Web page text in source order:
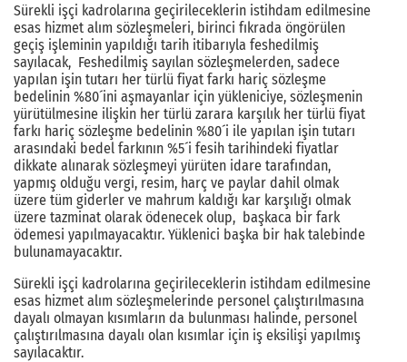
Sürekli işçi kadrolarına geçirileceklerin istihdam edilmesine
esas hizmet alım sözleşmeleri, birinci fıkrada öngörülen
geçiş işleminin yapıldığı tarih itibarıyla feshedilmiş
sayılacak, Feshedilmiş sayılan sözleşmelerden, sadece
yapılan işin tutarı her türlü fiyat farkı hariç sözleşme
bedelinin %80´ini aşmayanlar için yükleniciye, sözleşmenin
yürütülmesine ilişkin her türlü zarara karşılık her türlü fiyat
farkı hariç sözleşme bedelinin %80´i ile yapılan işin tutarı
arasındaki bedel farkının %5´i fesih tarihindeki fiyatlar
dikkate alınarak sözleşmeyi yürüten idare tarafından,
yapmış olduğu vergi, resim, harç ve paylar dahil olmak
üzere tüm giderler ve mahrum kaldığı kar karşılığı olmak
üzere tazminat olarak ödenecek olup, başkaca bir fark
ödemesi yapılmayacaktır. Yüklenici başka bir hak talebinde
bulunamayacaktır.
Sürekli işçi kadrolarına geçirileceklerin istihdam edilmesine
esas hizmet alım sözleşmelerinde personel çalıştırılmasına
dayalı olmayan kısımların da bulunması halinde, personel
çalıştırılmasına dayalı olan kısımlar için iş eksilişi yapılmış
sayılacaktır.